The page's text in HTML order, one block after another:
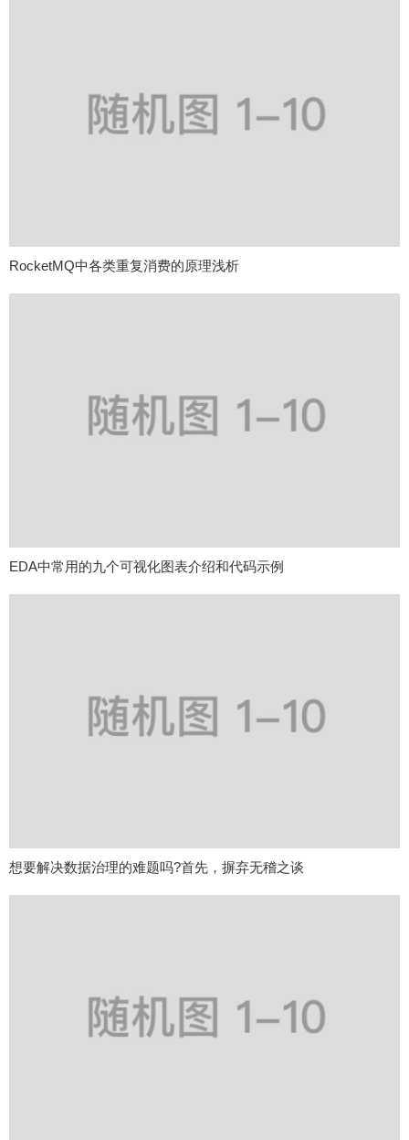
RocketMQ中各类重复消费的原理浅析
EDA中常用的九个可视化图表介绍和代码示例
想要解决数据治理的难题吗?首先，摒弃无稽之谈